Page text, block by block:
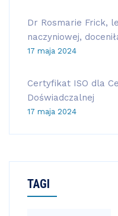
Dr Rosmarie Frick,
naczyniowej,
17 maja 2024
Certyfikat ISO dla
Doświadczalnej
17 maja 2024
TAGI